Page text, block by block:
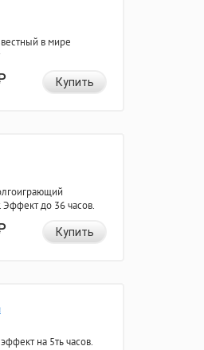
в мире
Купить
Эффект до 36 часов.
Купить
на 5ть часов.